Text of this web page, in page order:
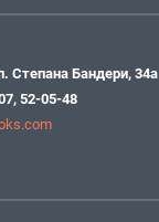
Степана Бандери, 34а
, 52-05-48